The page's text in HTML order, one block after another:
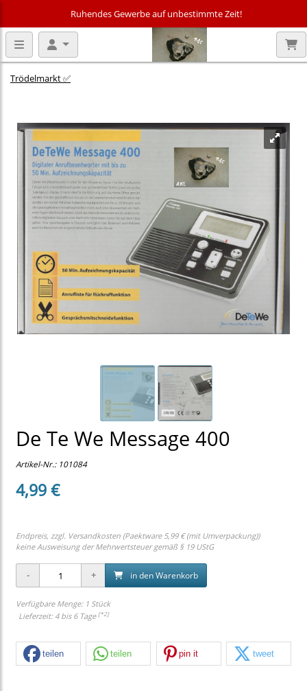
Ruhendes Gewerbe auf unbestimmte Zeit!
Trödelmarkt ✅
De Te We Message 400
Artikel-Nr.: 101084
4,99 €
Endpreis, zzgl. Versandkosten (Paektware 5,99 € (mit Umverpackung))
keine Ausweisung der Mehrwertsteuer gemäß § 19 UStG
in den Warenkorb
Verfügbare Menge: 1 Stück
Lieferzeit: 4 bis 6 Tage [*2]
teilen teilen pin it tweet